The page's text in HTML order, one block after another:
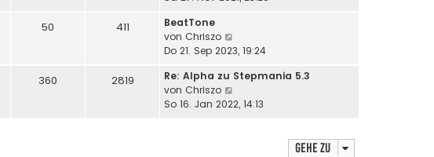
r
g
e
i
r
a
t
r
e
50 411
BeatTone
von Chriszo
e
e
t
Do 21. Sep 2023, 19:24
360 2819
Re: Alpha zu Stepmania 5.3
von Chriszo
e
So 16. Jan 2022, 14:13
Gehe zu